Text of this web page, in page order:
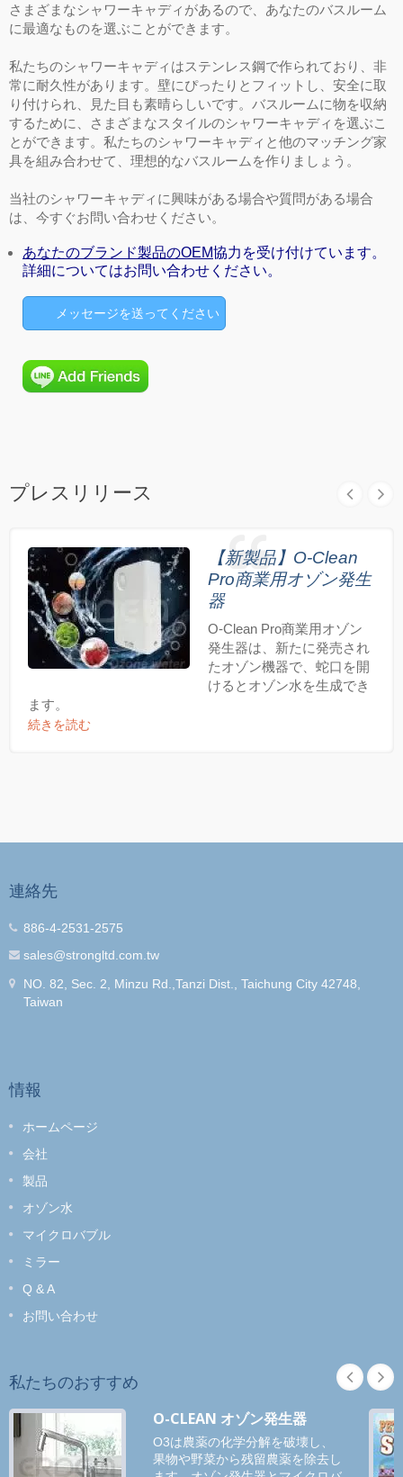
さまざまなシャワーキャディがあるので、あなたのバスルーム
に最適なものを選ぶことができます。
私たちのシャワーキャディはステンレス鋼で作られており、非
常に耐久性があります。壁にぴったりとフィットし、安全に取
り付けられ、見た目も素晴らしいです。バスルームに物を収納
するために、さまざまなスタイルのシャワーキャディを選ぶこ
とができます。私たちのシャワーキャディと他のマッチング家
具を組み合わせて、理想的なバスルームを作りましょう。
当社のシャワーキャディに興味がある場合や質問がある場合
は、今すぐお問い合わせください。
あなたのブランド製品のOEM協力を受け付けています。
詳細についてはお問い合わせください。
メッセージを送ってください
プレスリリース
【新製品】O-Clean
Pro商業用オゾン発生
器
O-Clean Pro商業用オゾン
発生器は、新たに発売され
たオゾン機器で、蛇口を開
けるとオゾン水を生成でき
ます。
続きを読む
連絡先
886-4-2531-2575
sales@strongltd.com.tw
NO. 82, Sec. 2, Minzu Rd.,Tanzi Dist., Taichung City 42748,
Taiwan
情報
ホームページ
会社
製品
オゾン水
マイクロバブル
ミラー
Q & A
お問い合わせ
私たちのおすすめ
O-CLEAN オゾン発生器
O3は農薬の化学分解を破壊し、
果物や野菜から残留農薬を除去し